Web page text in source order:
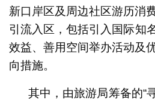
新口岸区及周边社区游历消
引流入区，包括引入国际知
效益、善用空间举办活动及
向措施。
其中，由旅游局筹备的“